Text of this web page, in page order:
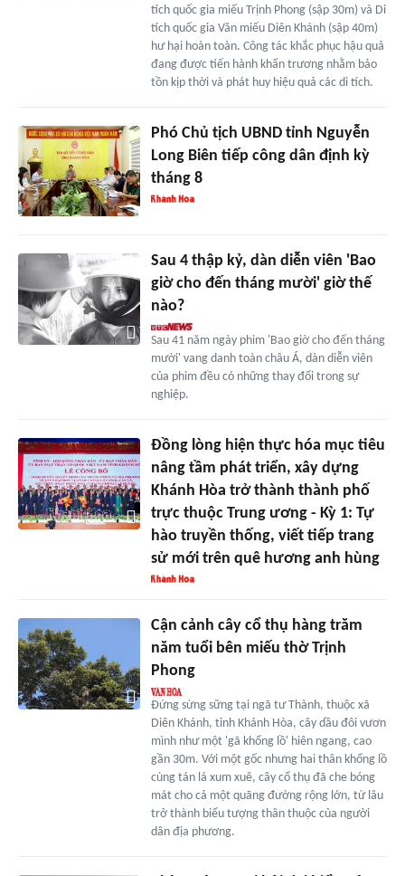
tích quốc gia miếu Trịnh Phong (sập 30m) và Di
tích quốc gia Văn miếu Diên Khánh (sập 40m)
hư hại hoàn toàn. Công tác khắc phục hậu quả
đang được tiến hành khẩn trương nhằm bảo
tồn kịp thời và phát huy hiệu quả các di tích.
Phó Chủ tịch UBND tỉnh Nguyễn
Long Biên tiếp công dân định kỳ
tháng 8
Sau 4 thập kỷ, dàn diễn viên 'Bao
giờ cho đến tháng mười' giờ thế
nào?
Sau 41 năm ngày phim 'Bao giờ cho đến tháng
mười' vang danh toàn châu Á, dàn diễn viên
của phim đều có những thay đổi trong sự
nghiệp.
Đồng lòng hiện thực hóa mục tiêu
nâng tầm phát triển, xây dựng
Khánh Hòa trở thành thành phố
trực thuộc Trung ương - Kỳ 1: Tự
hào truyền thống, viết tiếp trang
sử mới trên quê hương anh hùng
Cận cảnh cây cổ thụ hàng trăm
năm tuổi bên miếu thờ Trịnh
Phong
Đứng sừng sững tại ngã tư Thành, thuộc xã
Diên Khánh, tỉnh Khánh Hòa, cây dầu đôi vươn
mình như một 'gã khổng lồ' hiên ngang, cao
gần 30m. Với một gốc nhưng hai thân khổng lồ
cùng tán lá xum xuê, cây cổ thụ đã che bóng
mát cho cả một quãng đường rộng lớn, từ lâu
trở thành biểu tượng thân thuộc của người
dân địa phương.